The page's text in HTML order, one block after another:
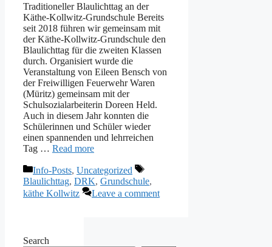
Traditioneller Blaulichttag an der
Käthe-Kollwitz-Grundschule Bereits
seit 2018 führen wir gemeinsam mit
der Käthe-Kollwitz-Grundschule den
Blaulichttag für die zweiten Klassen
durch. Organisiert wurde die
Veranstaltung von Eileen Bensch von
der Freiwilligen Feuerwehr Waren
(Müritz) gemeinsam mit der
Schulsozialarbeiterin Doreen Held.
Auch in diesem Jahr konnten die
Schülerinnen und Schüler wieder
einen spannenden und lehrreichen
Tag … Read more
Categories
Info-Posts, Uncategorized
Tags
Blaulichttag, DRK, Grundschule,
käthe Kollwitz
Leave a comment
Search